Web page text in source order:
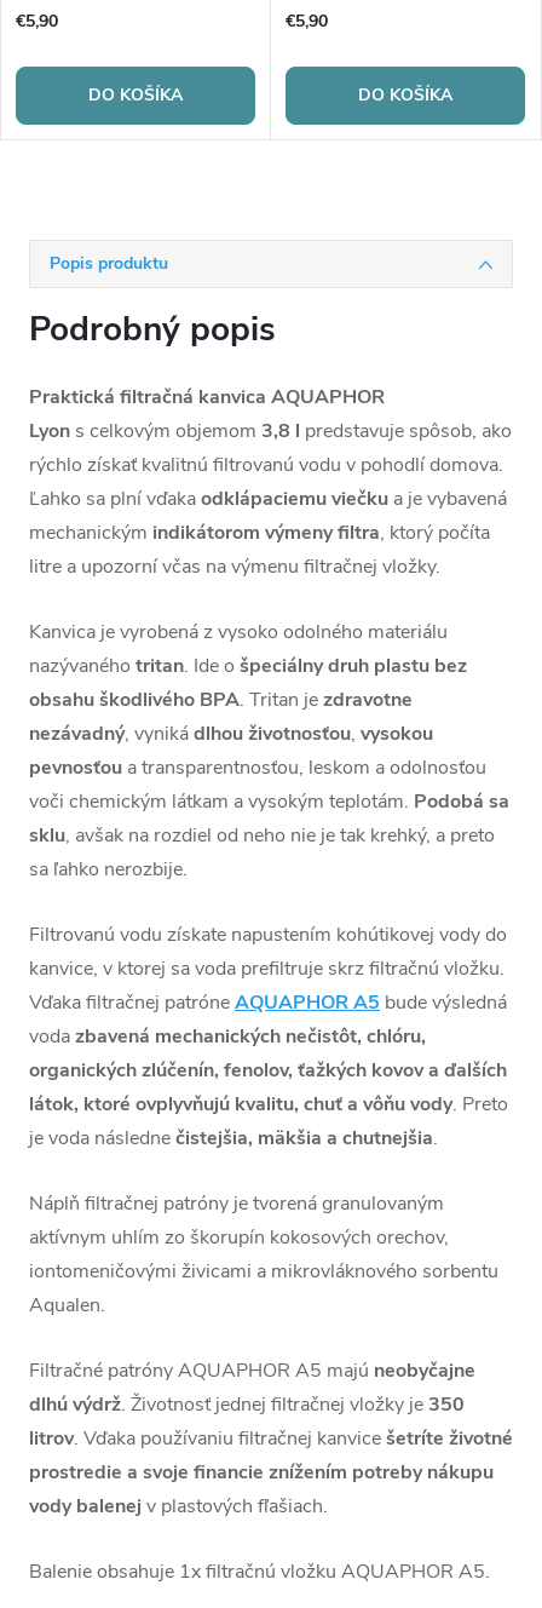
Popis produktu
Podrobný popis
Praktická filtračná kanvica AQUAPHOR
Lyon s celkovým objemom 3,8 l predstavuje spôsob, ako
rýchlo získať kvalitnú filtrovanú vodu v pohodlí domova.
Ľahko sa plní vďakaodklápaciemu viečku a je vybavená
mechanickým indikátorom výmeny filtra, ktorý počíta
litre a upozorní včas na výmenu filtračnej vložky.
Kanvica je vyrobená z vysoko odolného materiálu
nazývaného tritan. Ide o špeciálny druh plastu bez
obsahu škodlivého BPA. Tritan jezdravotne
nezávadný, vynikádlhou životnosťou, vysokou
pevnosťou a transparentnosťou, leskom a odolnosťou
voči chemickým látkam a vysokým teplotám. Podobá sa
sklu, avšak na rozdiel od neho nie je tak krehký, a preto
sa ľahko nerozbije.
Filtrovanú vodu získate napustením kohútikovej vody do
kanvice, v ktorej sa voda prefiltruje skrz filtračnú vložku.
Vďaka filtračnej patróneAQUAPHOR A5 bude výsledná
vodazbavená mechanických nečistôt, chlóru,
organických zlúčenín, fenolov, ťažkých kovov a ďalších
látok, ktoré ovplyvňujú kvalitu, chuť a vôňu vody. Preto
je voda následnečistejšia, mäkšia a chutnejšia.
Náplň filtračnej patróny je tvorená granulovaným
aktívnym uhlím zo škorupín kokosových orechov,
iontomeničovými živicami a mikrovláknového sorbentu
Aqualen.
Filtračné patróny AQUAPHOR A5 majú neobyčajne
dlhú výdrž. Životnosť jednej filtračnej vložky je350
litrov. Vďaka používaniu filtračnej kanvicešetríte životné
prostredie a svoje financie znížením potreby nákupu
vody balenej v plastových fľašiach.
Balenie obsahuje 1x filtračnú vložku AQUAPHOR A5.
€5,90
DO KOŠÍKA
€5,90
DO KOŠÍKA